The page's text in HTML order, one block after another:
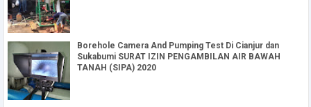
Borehole Camera And Pumping Test Di Cianjur dan
Sukabumi SURAT IZIN PENGAMBILAN AIR BAWAH
TANAH (SIPA) 2020